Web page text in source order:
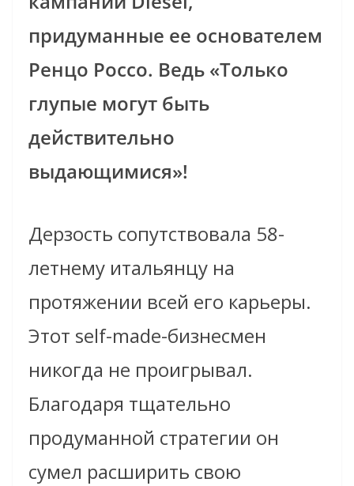
придуманные ее основателем
Ренцо Россо. Ведь «Только
глупые могут быть
действительно
выдающимися»!
Дерзость сопутствовала 58-
летнему итальянцу на
протяжении всей его карьеры.
Этот self-made-бизнесмен
никогда не проигрывал.
Благодаря тщательно
продуманной стратегии он
сумел расширить свою